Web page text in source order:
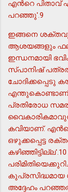
എന്‍റെ പിതാവ്
പറഞ്ഞു'.9
ഇങ്ങനെ
ആശയങ്ങളും
ഇന്ധനമായി
സ്പാനിഷ്
ചോദിക്കപ്പെടു
പ്രതിരോധ
കവിയാണ്.
ഒഴുക്കപ്പെട്ട
കുപ്രസിദ്ധമായ
അദ്ദേഹം